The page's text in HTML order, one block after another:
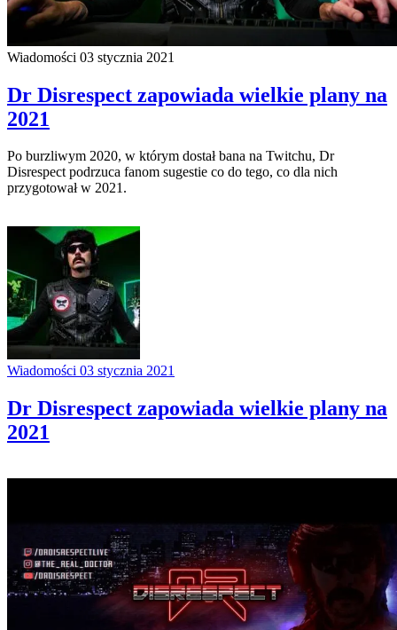
Wiadomości 03 stycznia 2021
Dr Disrespect zapowiada wielkie plany na
2021
Po burzliwym 2020, w którym dostał bana na Twitchu, Dr
Disrespect podrzuca fanom sugestie co do tego, co dla nich
przygotował w 2021.
Wiadomości 03 stycznia 2021
Dr Disrespect zapowiada wielkie plany na
2021